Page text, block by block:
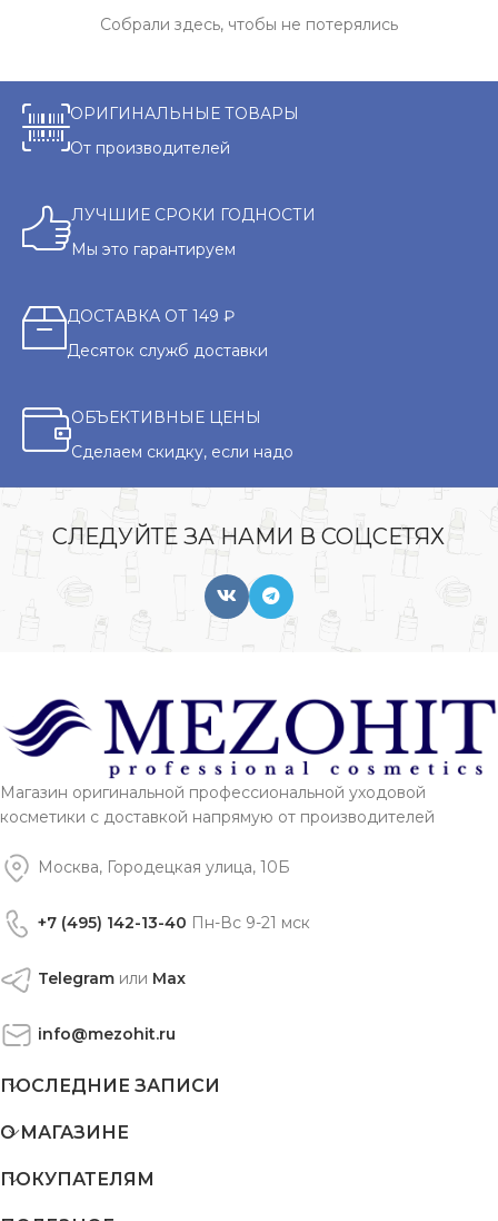
Собрали здесь, чтобы не потерялись
ОРИГИНАЛЬНЫЕ ТОВАРЫ
От производителей
ЛУЧШИЕ СРОКИ ГОДНОСТИ
Мы это гарантируем
ДОСТАВКА ОТ 149 ₽
Десяток служб доставки
ОБЪЕКТИВНЫЕ ЦЕНЫ
Сделаем скидку, если надо
СЛЕДУЙТЕ ЗА НАМИ В СОЦСЕТЯХ
Магазин оригинальной профессиональной уходовой
косметики с доставкой напрямую от производителей
Москва, Городецкая улица, 10Б
+7 (495) 142-13-40 Пн-Вс 9-21 мск
Telegram или Max
info@mezohit.ru
ПОСЛЕДНИЕ ЗАПИСИ
О МАГАЗИНЕ
ПОКУПАТЕЛЯМ